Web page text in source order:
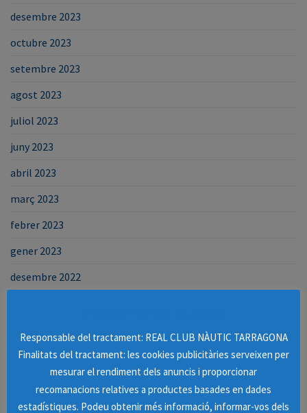
desembre 2023
octubre 2023
setembre 2023
agost 2023
juliol 2023
juny 2023
abril 2023
març 2023
febrer 2023
gener 2023
desembre 2022
setembre 2022
juliol 2022
Responsable del tractament: REAL CLUB NÀUTIC TARRAGONA
Finalitats del tractament: les cookies publicitàries serveixen per
mesurar el rendiment dels anuncis i proporcionar
recomanacions relatives a productes basades en dades
estadístiques. Podeu obtenir més informació, informar-vos dels